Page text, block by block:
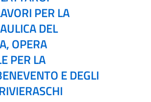
PER LA
DEL
OPERA
PER LA
E DEGLI